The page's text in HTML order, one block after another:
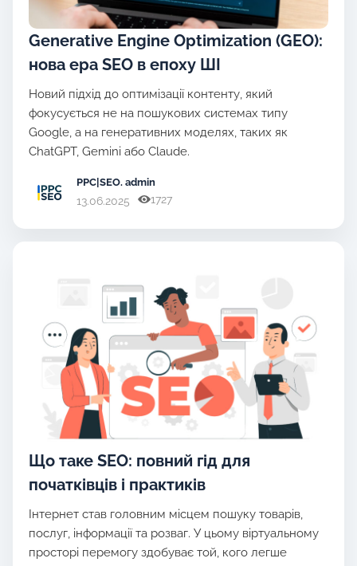
Generative Engine Optimization (GEO):
нова ера SEO в епоху ШІ
Новий підхід до оптимізації контенту, який
фокусується не на пошукових системах типу
Google, а на генеративних моделях, таких як
ChatGPT, Gemini або Claude.
PPC|SEO. admin
13.06.2025 1727
Що таке SEO: повний гід для
початківців і практиків
Інтернет став головним місцем пошуку товарів,
послуг, інформації та розваг. У цьому віртуальному
просторі перемогу здобуває той, кого легше